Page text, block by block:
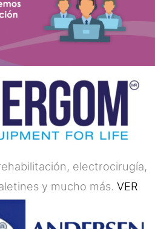
electrocirugía,
y mucho más. VER